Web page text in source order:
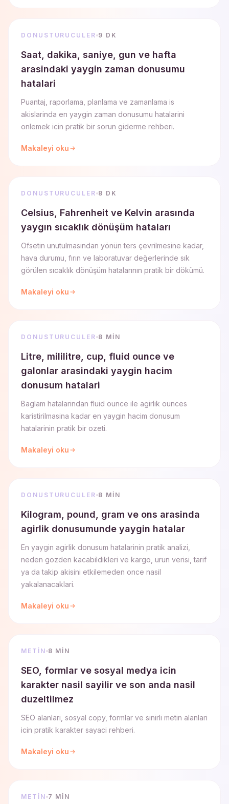
DONUSTURUCULER 9 DK
Saat, dakika, saniye, gun ve hafta
arasindaki yaygin zaman donusumu
hatalari
Puantaj, raporlama, planlama ve zamanlama is
akislarinda en yaygin zaman donusumu hatalarini
onlemek icin pratik bir sorun giderme rehberi.
Makaleyi oku
DONUSTURUCULER 8 DK
Celsius, Fahrenheit ve Kelvin arasında
yaygın sıcaklık dönüşüm hataları
Ofsetin unutulmasından yönün ters çevrilmesine kadar,
hava durumu, fırın ve laboratuvar değerlerinde sık
görülen sıcaklık dönüşüm hatalarının pratik bir dökümü.
Makaleyi oku
DONUSTURUCULER 8 MIN
Litre, mililitre, cup, fluid ounce ve
galonlar arasindaki yaygin hacim
donusum hatalari
Baglam hatalarindan fluid ounce ile agirlik ounces
karistirilmasina kadar en yaygin hacim donusum
hatalarinin pratik bir ozeti.
Makaleyi oku
DONUSTURUCULER 8 MIN
Kilogram, pound, gram ve ons arasinda
agirlik donusumunde yaygin hatalar
En yaygin agirlik donusum hatalarinin pratik analizi,
neden gozden kacabildikleri ve kargo, urun verisi, tarif
ya da takip akisini etkilemeden once nasil
yakalanacaklari.
Makaleyi oku
METIN 8 MIN
SEO, formlar ve sosyal medya icin
karakter nasil sayilir ve son anda nasil
duzeltilmez
SEO alanlari, sosyal copy, formlar ve sinirli metin alanlari
icin pratik karakter sayaci rehberi.
Makaleyi oku
METIN 7 MIN